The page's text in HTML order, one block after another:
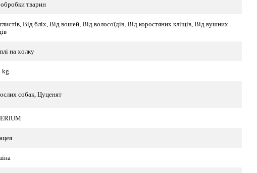
тварин
Від бліх, Від вошей, Від волосоїдів, Від коростяних кліщів, Від вушних
на холку
kg
собак, Цуценят